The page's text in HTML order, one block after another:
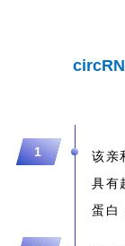
1
该亲
具有
蛋白